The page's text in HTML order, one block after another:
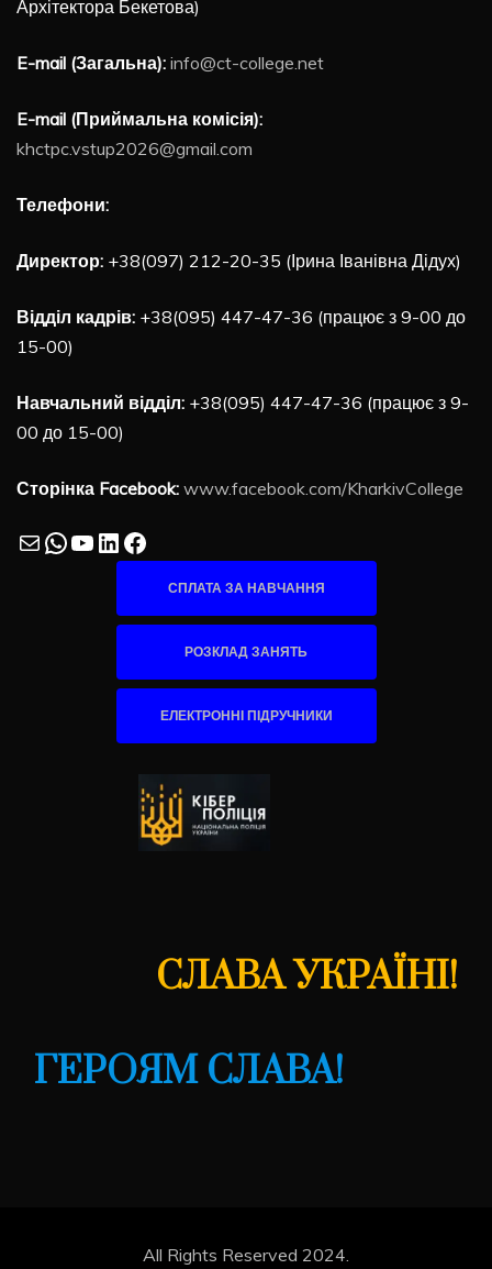
Архітектора Бекетова)
E-mail (Загальна): info@ct-college.net
E-mail (Приймальна комісія):
khctpc.vstup2026@gmail.com
Телефони:
Директор: +38(097) 212-20-35 (Ірина Іванівна Дідух)
Відділ кадрів: +38(095) 447-47-36 (працює з 9-00 до
15-00)
Навчальний відділ: +38(095) 447-47-36 (працює з 9-
00 до 15-00)
Сторінка Facebook: www.facebook.com/KharkivCollege
MailWhatsApp
YouTube
LinkedIn
Facebook
СПЛАТА ЗА НАВЧАННЯ
РОЗКЛАД ЗАНЯТЬ
ЕЛЕКТРОННІ ПІДРУЧНИКИ
СЛАВА УКРАЇНІ!
ГЕРОЯМ СЛАВА!
All Rights Reserved 2024.